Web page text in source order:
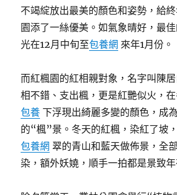
不竭綻放出最美的顏色和姿勢，給
園添了一絲優美。如氣象晴好，最
光在12月中旬至包養網 來年1月份。
而紅楓園的紅相親對象，名字叫陳
相不錯、支出楓，更是紅艷似火，
包養 下浮現出綺麗多變的顏色，成
的“楓”景。冬天的紅楓，染紅了坡
包養網 翠的青山和藍天做佈景，全
染，額外妖嬈，順手一拍都是景致年